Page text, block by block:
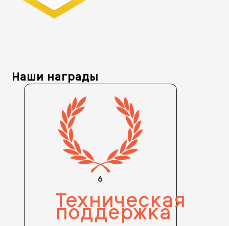
Наши награды
6
Техническая
поддержка